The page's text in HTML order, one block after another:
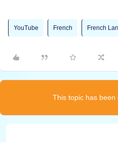
YouTube French French
This topic has been